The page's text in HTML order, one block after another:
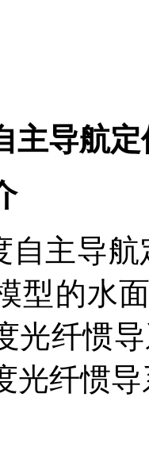
主导航
自主导
型的水
光纤惯
光纤惯